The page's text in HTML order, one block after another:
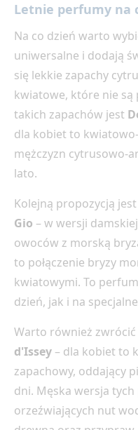
Letnie perfumy na
Na co dzień warto
uniwersalne i dodają
się lekkie zapachy
kwiatowe, które nie są
takich zapachów jest
dla kobiet to
mężczyzn cytrusowo-
lato.
Kolejną propozycją jest
Gio – w wersji
owoców z morską
to połączenie bryzy
kwiatowymi. To
dzień, jak i na
Warto również
d'Issey – dla kobiet to
zapachowy, oddający
dni. Męska wersja
orzeźwiających nut